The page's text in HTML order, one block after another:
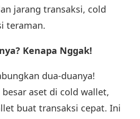
jarang transaksi, cold
teraman.
Kenapa Nggak!
dua-duanya!
aset di cold wallet,
buat transaksi cepat. Ini